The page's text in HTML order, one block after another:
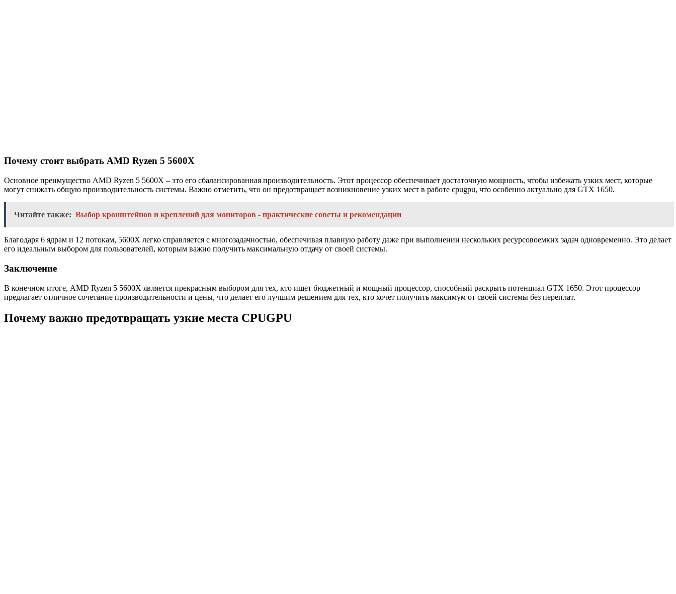
Почему стоит выбрать AMD Ryzen 5 5600X
Основное преимущество AMD Ryzen 5 5600X – это его сбалансированная производительность. Этот процессор обеспечивает достаточную мощность, чтобы избежать узких мест, которые
могут снижать общую производительность системы. Важно отметить, что он предотвращает возникновение узких мест в работе cpugpu, что особенно актуально для GTX 1650.
Читайте также: Выбор кронштейнов и креплений для мониторов - практические советы и рекомендации
Благодаря 6 ядрам и 12 потокам, 5600X легко справляется с многозадачностью, обеспечивая плавную работу даже при выполнении нескольких ресурсовоемких задач одновременно. Это делает
его идеальным выбором для пользователей, которым важно получить максимальную отдачу от своей системы.
Заключение
В конечном итоге, AMD Ryzen 5 5600X является прекрасным выбором для тех, кто ищет бюджетный и мощный процессор, способный раскрыть потенциал GTX 1650. Этот процессор
предлагает отличное сочетание производительности и цены, что делает его лучшим решением для тех, кто хочет получить максимум от своей системы без переплат.
Почему важно предотвращать узкие места CPUGPU